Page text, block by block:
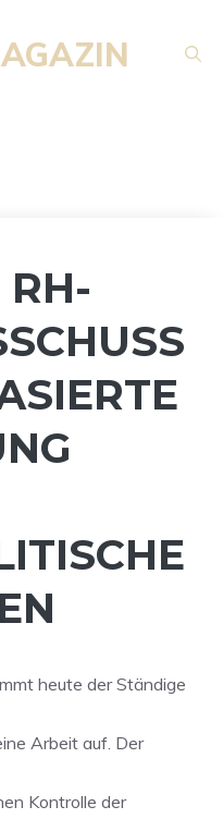
RH-
heute der Ständige
Arbeit auf. Der
Kontrolle der